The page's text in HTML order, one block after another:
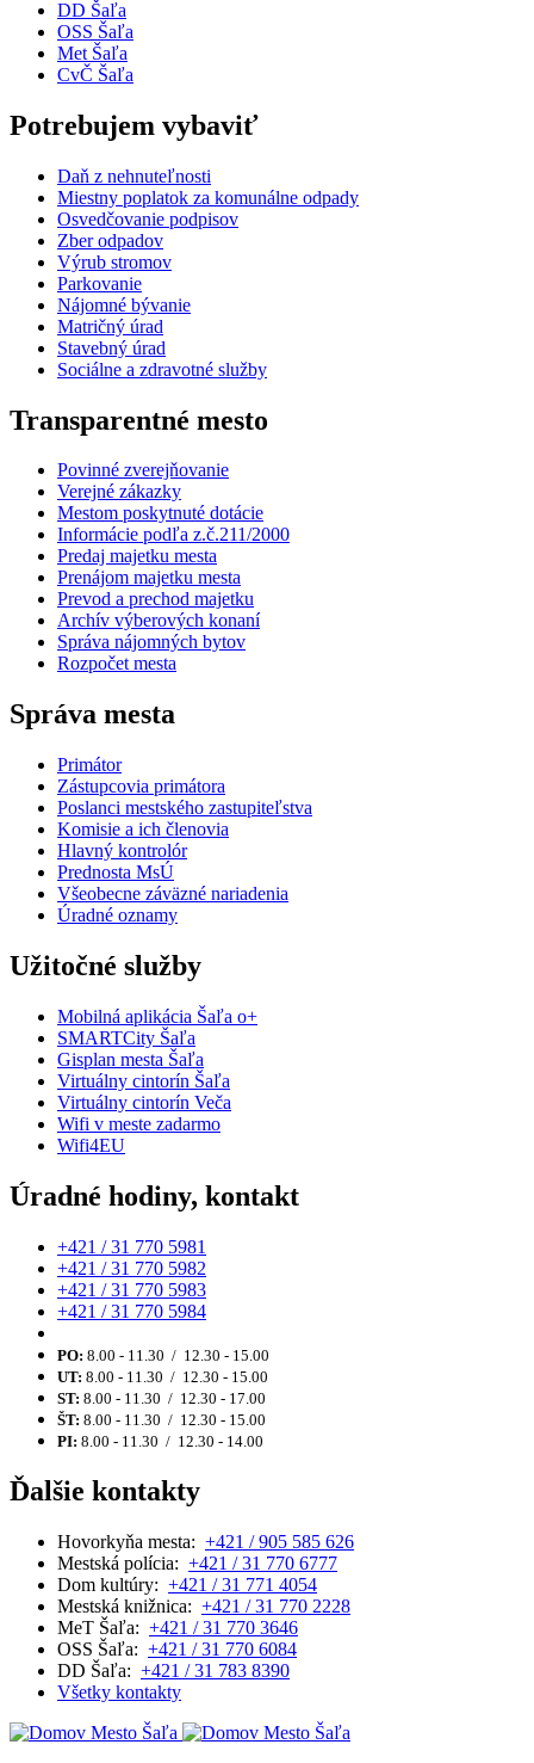
DD Šaľa
OSS Šaľa
Met Šaľa
CvČ Šaľa
Potrebujem vybaviť
Daň z nehnuteľnosti
Miestny poplatok za komunálne odpady
Osvedčovanie podpisov
Zber odpadov
Výrub stromov
Parkovanie
Nájomné bývanie
Matričný úrad
Stavebný úrad
Sociálne a zdravotné služby
Transparentné mesto
Povinné zverejňovanie
Verejné zákazky
Mestom poskytnuté dotácie
Informácie podľa z.č.211/2000
Predaj majetku mesta
Prenájom majetku mesta
Prevod a prechod majetku
Archív výberových konaní
Správa nájomných bytov
Rozpočet mesta
Správa mesta
Primátor
Zástupcovia primátora
Poslanci mestského zastupiteľstva
Komisie a ich členovia
Hlavný kontrolór
Prednosta MsÚ
Všeobecne záväzné nariadenia
Úradné oznamy
Užitočné služby
Mobilná aplikácia Šaľa o+
SMARTCity Šaľa
Gisplan mesta Šaľa
Virtuálny cintorín Šaľa
Virtuálny cintorín Veča
Wifi v meste zadarmo
Wifi4EU
Úradné hodiny, kontakt
+421 / 31 770 5981
+421 / 31 770 5982
+421 / 31 770 5983
+421 / 31 770 5984
PO: 8.00 - 11.30 / 12.30 - 15.00
UT: 8.00 - 11.30 / 12.30 - 15.00
ST: 8.00 - 11.30 / 12.30 - 17.00
ŠT: 8.00 - 11.30 / 12.30 - 15.00
PI: 8.00 - 11.30 / 12.30 - 14.00
Ďalšie kontakty
Hovorkyňa mesta: +421 / 905 585 626
Mestská polícia: +421 / 31 770 6777
Dom kultúry: +421 / 31 771 4054
Mestská knižnica: +421 / 31 770 2228
MeT Šaľa: +421 / 31 770 3646
OSS Šaľa: +421 / 31 770 6084
DD Šaľa: +421 / 31 783 8390
Všetky kontakty